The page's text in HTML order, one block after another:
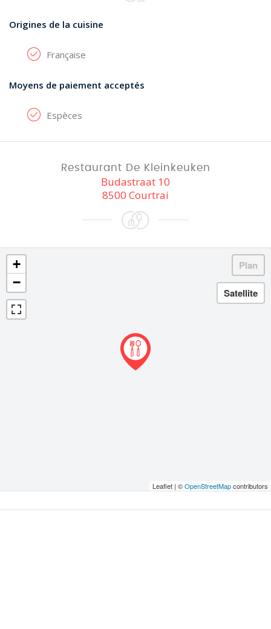
Origines de la cuisine
Française
Moyens de paiement acceptés
Espèces
Restaurant De Kleinkeuken
Budastraat 10
8500 Courtrai
+
−
Leaflet | ©OpenStreetMapcontributors